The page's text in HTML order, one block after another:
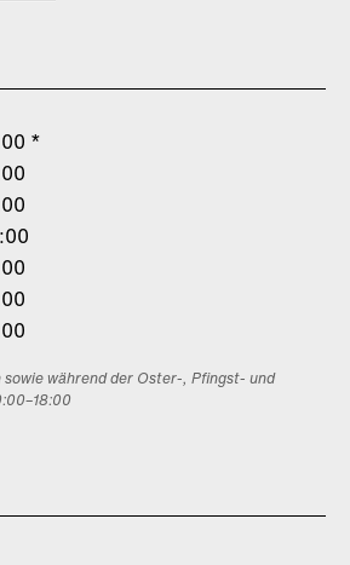
*
während der Oster-, Pfingst- und